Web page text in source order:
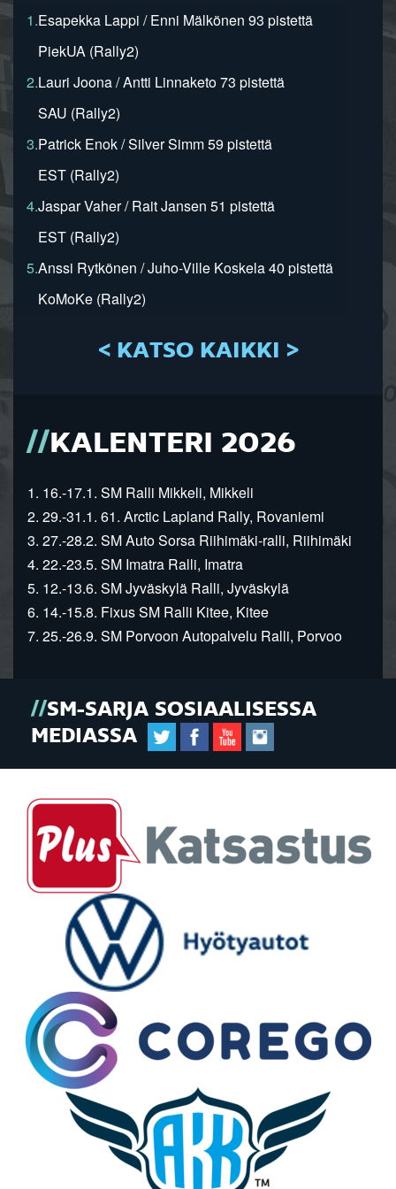
1.Esapekka Lappi / Enni Mälkönen 93 pistettä
PiekUA (Rally2)
2.Lauri Joona / Antti Linnaketo 73 pistettä
SAU (Rally2)
3.Patrick Enok / Silver Simm 59 pistettä
EST (Rally2)
4.Jaspar Vaher / Rait Jansen 51 pistettä
EST (Rally2)
5.Anssi Rytkönen / Juho-Ville Koskela 40 pistettä
KoMoKe (Rally2)
< KATSO KAIKKI >
KALENTERI 2026
1. 16.-17.1. SM Ralli Mikkeli, Mikkeli
2. 29.-31.1. 61. Arctic Lapland Rally, Rovaniemi
3. 27.-28.2. SM Auto Sorsa Riihimäki-ralli, Riihimäki
4. 22.-23.5. SM Imatra Ralli, Imatra
5. 12.-13.6. SM Jyväskylä Ralli, Jyväskylä
6. 14.-15.8. Fixus SM Ralli Kitee, Kitee
7. 25.-26.9. SM Porvoon Autopalvelu Ralli, Porvoo
SM-SARJA SOSIAALISESSA
MEDIASSA